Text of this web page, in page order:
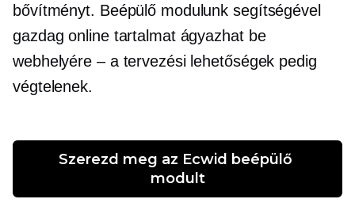
bővítményt. Beépülő modulunk segítségével
gazdag online tartalmat ágyazhat be
webhelyére – a tervezési lehetőségek pedig
végtelenek.
Szerezd meg az Ecwid beépülő
modult